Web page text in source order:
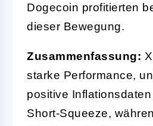
Dogecoin profitierten
dieser Bewegung.
Zusammenfassung:
starke Performance,
positive
Short-Squeeze,